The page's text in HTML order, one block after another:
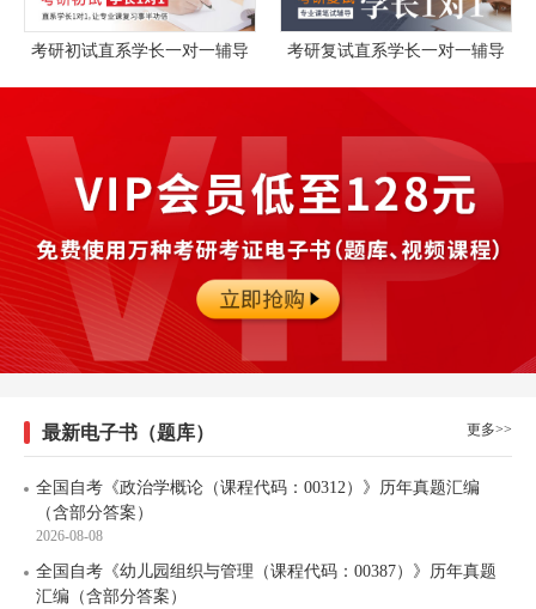
考研初试直系学长一对一辅导 考研复试直系学长一对一辅导
更多>>
最新电子书（题库）
全国自考《政治学概论（课程代码：00312）》历年真题汇编
（含部分答案）
2026-08-08
全国自考《幼儿园组织与管理（课程代码：00387）》历年真题
汇编（含部分答案）